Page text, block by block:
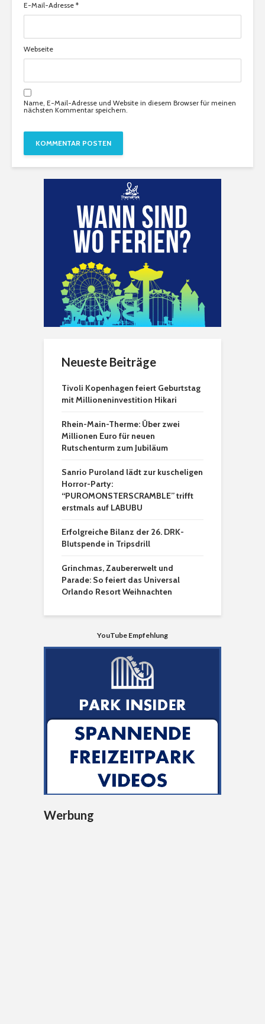
E-Mail-Adresse *
Webseite
Name, E-Mail-Adresse und Website in diesem Browser für meinen
nächsten Kommentar speichern.
Neueste Beiträge
Tivoli Kopenhagen feiert Geburtstag
mit Millioneninvestition Hikari
Rhein-Main-Therme: Über zwei
Millionen Euro für neuen
Rutschenturm zum Jubiläum
Sanrio Puroland lädt zur kuscheligen
Horror-Party:
“PUROMONSTERSCRAMBLE” trifft
erstmals auf LABUBU
Erfolgreiche Bilanz der 26. DRK-
Blutspende in Tripsdrill
Grinchmas, Zaubererwelt und
Parade: So feiert das Universal
Orlando Resort Weihnachten
YouTube Empfehlung
Werbung